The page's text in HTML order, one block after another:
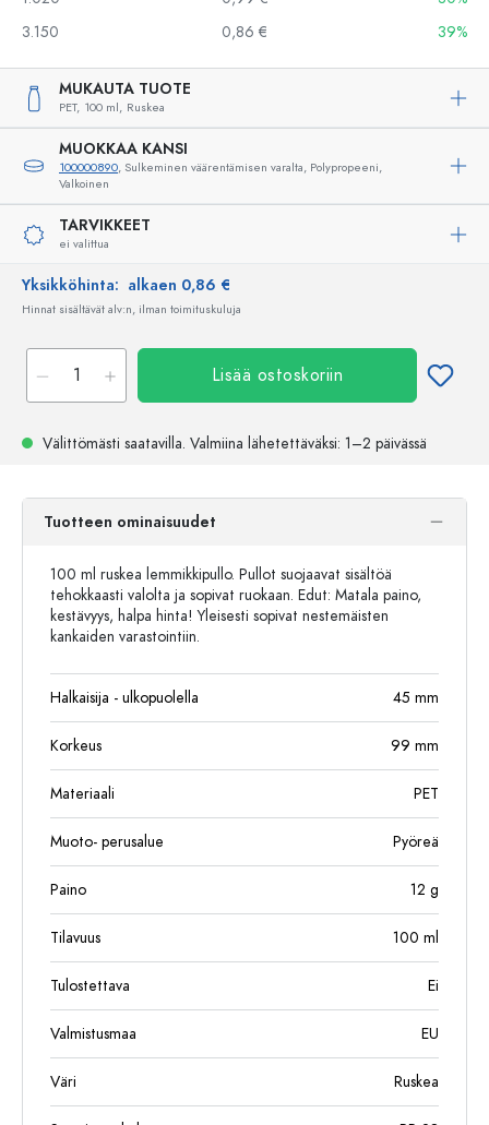
3.150
0,86 € 39%
MUKAUTA TUOTE
PET, 100 ml, Ruskea
MUOKKAA KANSI
100000890, Sulkeminen väärentämisen varalta, Polypropeeni,
Valkoinen
TARVIKKEET
ei valittua
Yksikköhinta: alkaen 0,86 €
Hinnat sisältävät alv:n, ilman toimituskuluja
Lisää ostoskoriin
Välittömästi saatavilla. Valmiina lähetettäväksi: 1–2 päivässä
Tuotteen ominaisuudet
100 ml ruskea lemmikkipullo. Pullot suojaavat sisältöä
tehokkaasti valolta ja sopivat ruokaan. Edut: Matala paino,
kestävyys, halpa hinta! Yleisesti sopivat nestemäisten
kankaiden varastointiin.
Halkaisija - ulkopuolella 45 mm
Korkeus 99 mm
Materiaali PET
Muoto- perusalue Pyöreä
Paino 12 g
Tilavuus 100 ml
Tulostettava Ei
Valmistusmaa EU
Väri Ruskea